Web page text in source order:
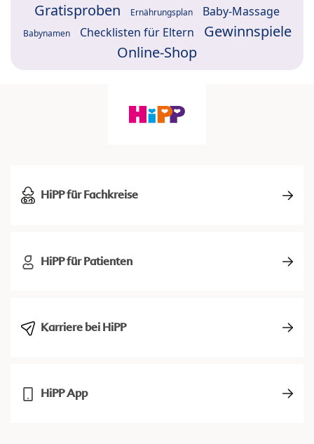
Gratisproben Ernährungsplan Baby-Massage
Babynamen Checklisten für Eltern
Gewinnspiele
Online-Shop
HiPP für Fachkreise
HiPP für Patienten
Karriere bei HiPP
HiPP App